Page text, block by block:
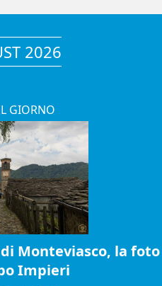
2026
GIORNO
Monteviasco, la foto
Impieri